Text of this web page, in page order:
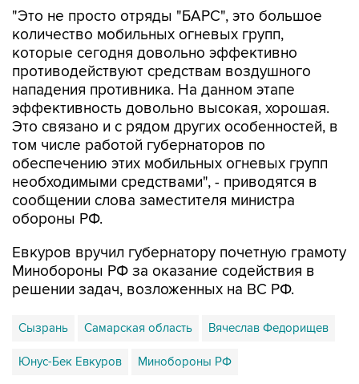
"Это не просто отряды "БАРС", это большое
количество мобильных огневых групп,
которые сегодня довольно эффективно
противодействуют средствам воздушного
нападения противника. На данном этапе
эффективность довольно высокая, хорошая.
Это связано и с рядом других особенностей, в
том числе работой губернаторов по
обеспечению этих мобильных огневых групп
необходимыми средствами", - приводятся в
сообщении слова заместителя министра
обороны РФ.
Евкуров вручил губернатору почетную грамоту
Минобороны РФ за оказание содействия в
решении задач, возложенных на ВС РФ.
Сызрань Самарская область Вячеслав Федорищев
Юнус-Бек Евкуров Минобороны РФ